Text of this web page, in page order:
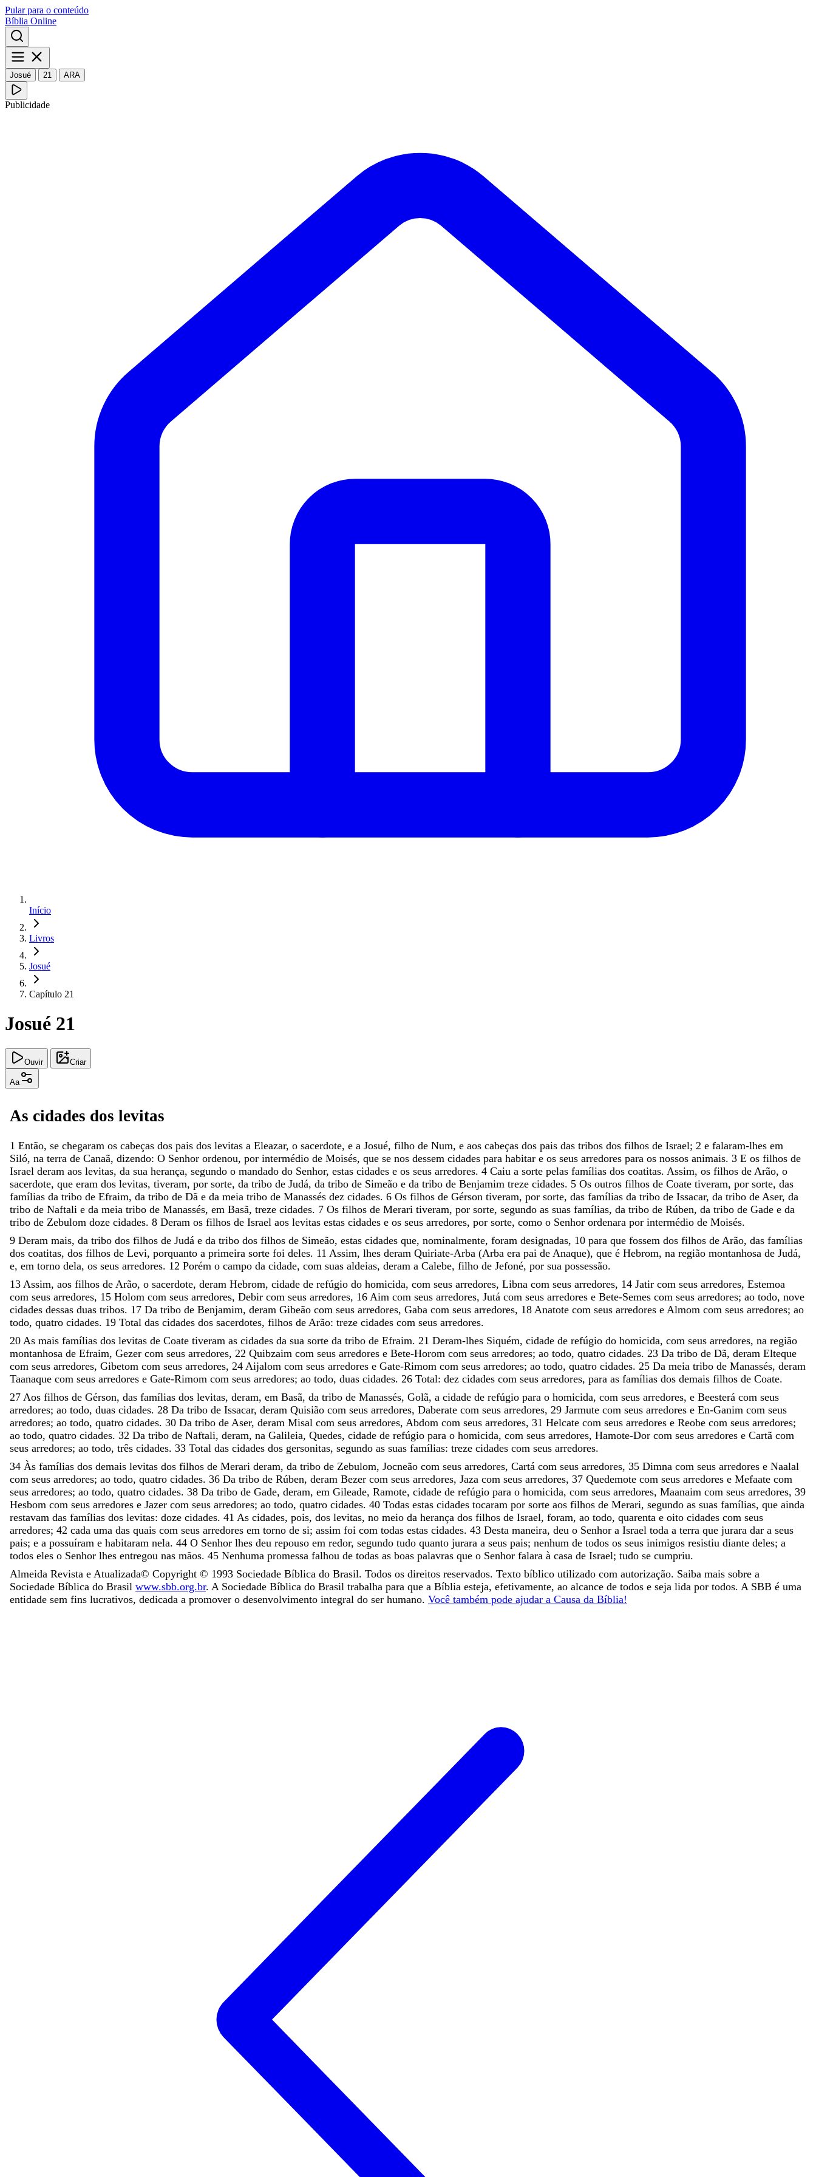
Pular para o conteúdo
Bíblia Online
Josué 21 ARA
Publicidade
Início
Livros
Josué
Capítulo 21
Josué 21
Ouvir Criar
Aa
As cidades dos levitas
1 Então, se chegaram os cabeças dos pais dos levitas a Eleazar, o sacerdote, e a Josué, filho de Num, e aos cabeças dos pais das tribos dos filhos de Israel; 2 e falaram-lhes em
Siló, na terra de Canaã, dizendo: O Senhor ordenou, por intermédio de Moisés, que se nos dessem cidades para habitar e os seus arredores para os nossos animais. 3 E os filhos de
Israel deram aos levitas, da sua herança, segundo o mandado do Senhor, estas cidades e os seus arredores. 4 Caiu a sorte pelas famílias dos coatitas. Assim, os filhos de Arão, o
sacerdote, que eram dos levitas, tiveram, por sorte, da tribo de Judá, da tribo de Simeão e da tribo de Benjamim treze cidades. 5 Os outros filhos de Coate tiveram, por sorte, das
famílias da tribo de Efraim, da tribo de Dã e da meia tribo de Manassés dez cidades. 6 Os filhos de Gérson tiveram, por sorte, das famílias da tribo de Issacar, da tribo de Aser, da
tribo de Naftali e da meia tribo de Manassés, em Basã, treze cidades. 7 Os filhos de Merari tiveram, por sorte, segundo as suas famílias, da tribo de Rúben, da tribo de Gade e da
tribo de Zebulom doze cidades. 8 Deram os filhos de Israel aos levitas estas cidades e os seus arredores, por sorte, como o Senhor ordenara por intermédio de Moisés.
9 Deram mais, da tribo dos filhos de Judá e da tribo dos filhos de Simeão, estas cidades que, nominalmente, foram designadas, 10 para que fossem dos filhos de Arão, das famílias
dos coatitas, dos filhos de Levi, porquanto a primeira sorte foi deles. 11 Assim, lhes deram Quiriate-Arba (Arba era pai de Anaque), que é Hebrom, na região montanhosa de Judá,
e, em torno dela, os seus arredores. 12 Porém o campo da cidade, com suas aldeias, deram a Calebe, filho de Jefoné, por sua possessão.
13 Assim, aos filhos de Arão, o sacerdote, deram Hebrom, cidade de refúgio do homicida, com seus arredores, Libna com seus arredores, 14 Jatir com seus arredores, Estemoa
com seus arredores, 15 Holom com seus arredores, Debir com seus arredores, 16 Aim com seus arredores, Jutá com seus arredores e Bete-Semes com seus arredores; ao todo, nove
cidades dessas duas tribos. 17 Da tribo de Benjamim, deram Gibeão com seus arredores, Gaba com seus arredores, 18 Anatote com seus arredores e Almom com seus arredores; ao
todo, quatro cidades. 19 Total das cidades dos sacerdotes, filhos de Arão: treze cidades com seus arredores.
20 As mais famílias dos levitas de Coate tiveram as cidades da sua sorte da tribo de Efraim. 21 Deram-lhes Siquém, cidade de refúgio do homicida, com seus arredores, na região
montanhosa de Efraim, Gezer com seus arredores, 22 Quibzaim com seus arredores e Bete-Horom com seus arredores; ao todo, quatro cidades. 23 Da tribo de Dã, deram Elteque
com seus arredores, Gibetom com seus arredores, 24 Aijalom com seus arredores e Gate-Rimom com seus arredores; ao todo, quatro cidades. 25 Da meia tribo de Manassés, deram
Taanaque com seus arredores e Gate-Rimom com seus arredores; ao todo, duas cidades. 26 Total: dez cidades com seus arredores, para as famílias dos demais filhos de Coate.
27 Aos filhos de Gérson, das famílias dos levitas, deram, em Basã, da tribo de Manassés, Golã, a cidade de refúgio para o homicida, com seus arredores, e Beesterá com seus
arredores; ao todo, duas cidades. 28 Da tribo de Issacar, deram Quisião com seus arredores, Daberate com seus arredores, 29 Jarmute com seus arredores e En-Ganim com seus
arredores; ao todo, quatro cidades. 30 Da tribo de Aser, deram Misal com seus arredores, Abdom com seus arredores, 31 Helcate com seus arredores e Reobe com seus arredores;
ao todo, quatro cidades. 32 Da tribo de Naftali, deram, na Galileia, Quedes, cidade de refúgio para o homicida, com seus arredores, Hamote-Dor com seus arredores e Cartã com
seus arredores; ao todo, três cidades. 33 Total das cidades dos gersonitas, segundo as suas famílias: treze cidades com seus arredores.
34 Às famílias dos demais levitas dos filhos de Merari deram, da tribo de Zebulom, Jocneão com seus arredores, Cartá com seus arredores, 35 Dimna com seus arredores e Naalal
com seus arredores; ao todo, quatro cidades. 36 Da tribo de Rúben, deram Bezer com seus arredores, Jaza com seus arredores, 37 Quedemote com seus arredores e Mefaate com
seus arredores; ao todo, quatro cidades. 38 Da tribo de Gade, deram, em Gileade, Ramote, cidade de refúgio para o homicida, com seus arredores, Maanaim com seus arredores, 39
Hesbom com seus arredores e Jazer com seus arredores; ao todo, quatro cidades. 40 Todas estas cidades tocaram por sorte aos filhos de Merari, segundo as suas famílias, que ainda
restavam das famílias dos levitas: doze cidades. 41 As cidades, pois, dos levitas, no meio da herança dos filhos de Israel, foram, ao todo, quarenta e oito cidades com seus
arredores; 42 cada uma das quais com seus arredores em torno de si; assim foi com todas estas cidades. 43 Desta maneira, deu o Senhor a Israel toda a terra que jurara dar a seus
pais; e a possuíram e habitaram nela. 44 O Senhor lhes deu repouso em redor, segundo tudo quanto jurara a seus pais; nenhum de todos os seus inimigos resistiu diante deles; a
todos eles o Senhor lhes entregou nas mãos. 45 Nenhuma promessa falhou de todas as boas palavras que o Senhor falara à casa de Israel; tudo se cumpriu.
Almeida Revista e Atualizada© Copyright © 1993 Sociedade Bíblica do Brasil. Todos os direitos reservados. Texto bíblico utilizado com autorização. Saiba mais sobre a
Sociedade Bíblica do Brasil www.sbb.org.br. A Sociedade Bíblica do Brasil trabalha para que a Bíblia esteja, efetivamente, ao alcance de todos e seja lida por todos. A SBB é uma
entidade sem fins lucrativos, dedicada a promover o desenvolvimento integral do ser humano. Você também pode ajudar a Causa da Bíblia!